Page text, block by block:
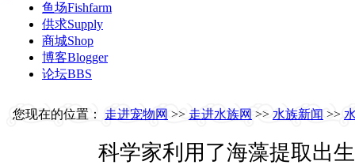
鱼场Fishfarm
供求Supply
商城Shop
博客Blogger
论坛BBS
您现在的位置： 走进宠物网 >> 走进水族网 >> 水族新闻 >>
科学家利用了海藻提取出